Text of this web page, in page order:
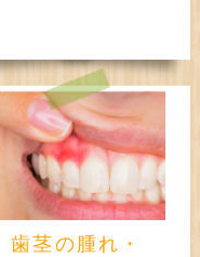
歯茎の腫れ・